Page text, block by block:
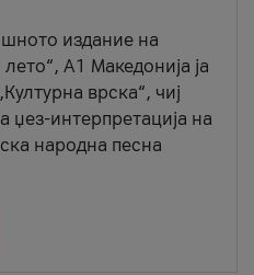
издание на
А1 Македонија ја
врска“, чиј
џез-интерпретација на
народна песна